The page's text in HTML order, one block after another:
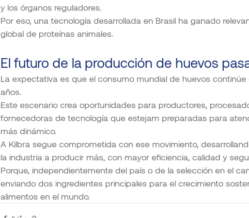
y los órganos reguladores.
Por eso, una tecnología desarrollada en Brasil ha ganado
global de proteínas animales.
El futuro de la producción de huevos
La expectativa es que el consumo mundial de huevos
años.
Este escenario crea oportunidades para productores,
fornecedoras de tecnología que estejam preparadas para
más dinámico.
A Kilbra segue comprometida con ese movimiento,
la industria a producir más, con mayor eficiencia, calidad y
Porque, independientemente del país o de la selección en el
enviando dos ingredientes principales para el crecimiento
alimentos en el mundo.